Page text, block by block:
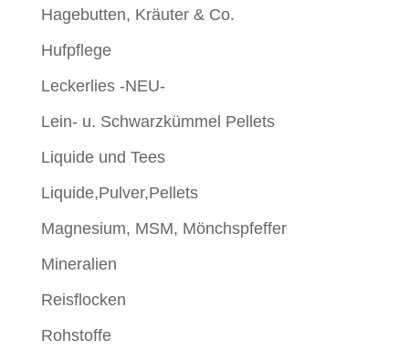
Hagebutten, Kräuter & Co.
Hufpflege
Leckerlies -NEU-
Lein- u. Schwarzkümmel Pellets
Liquide und Tees
Liquide,Pulver,Pellets
Magnesium, MSM, Mönchspfeffer
Mineralien
Reisflocken
Rohstoffe